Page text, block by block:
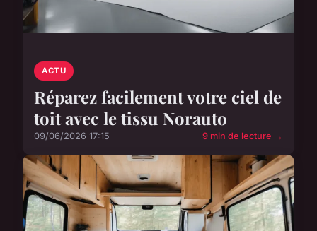
ACTU
Réparez facilement votre ciel de
toit avec le tissu Norauto
09/06/2026 17:15 9 min de lecture →